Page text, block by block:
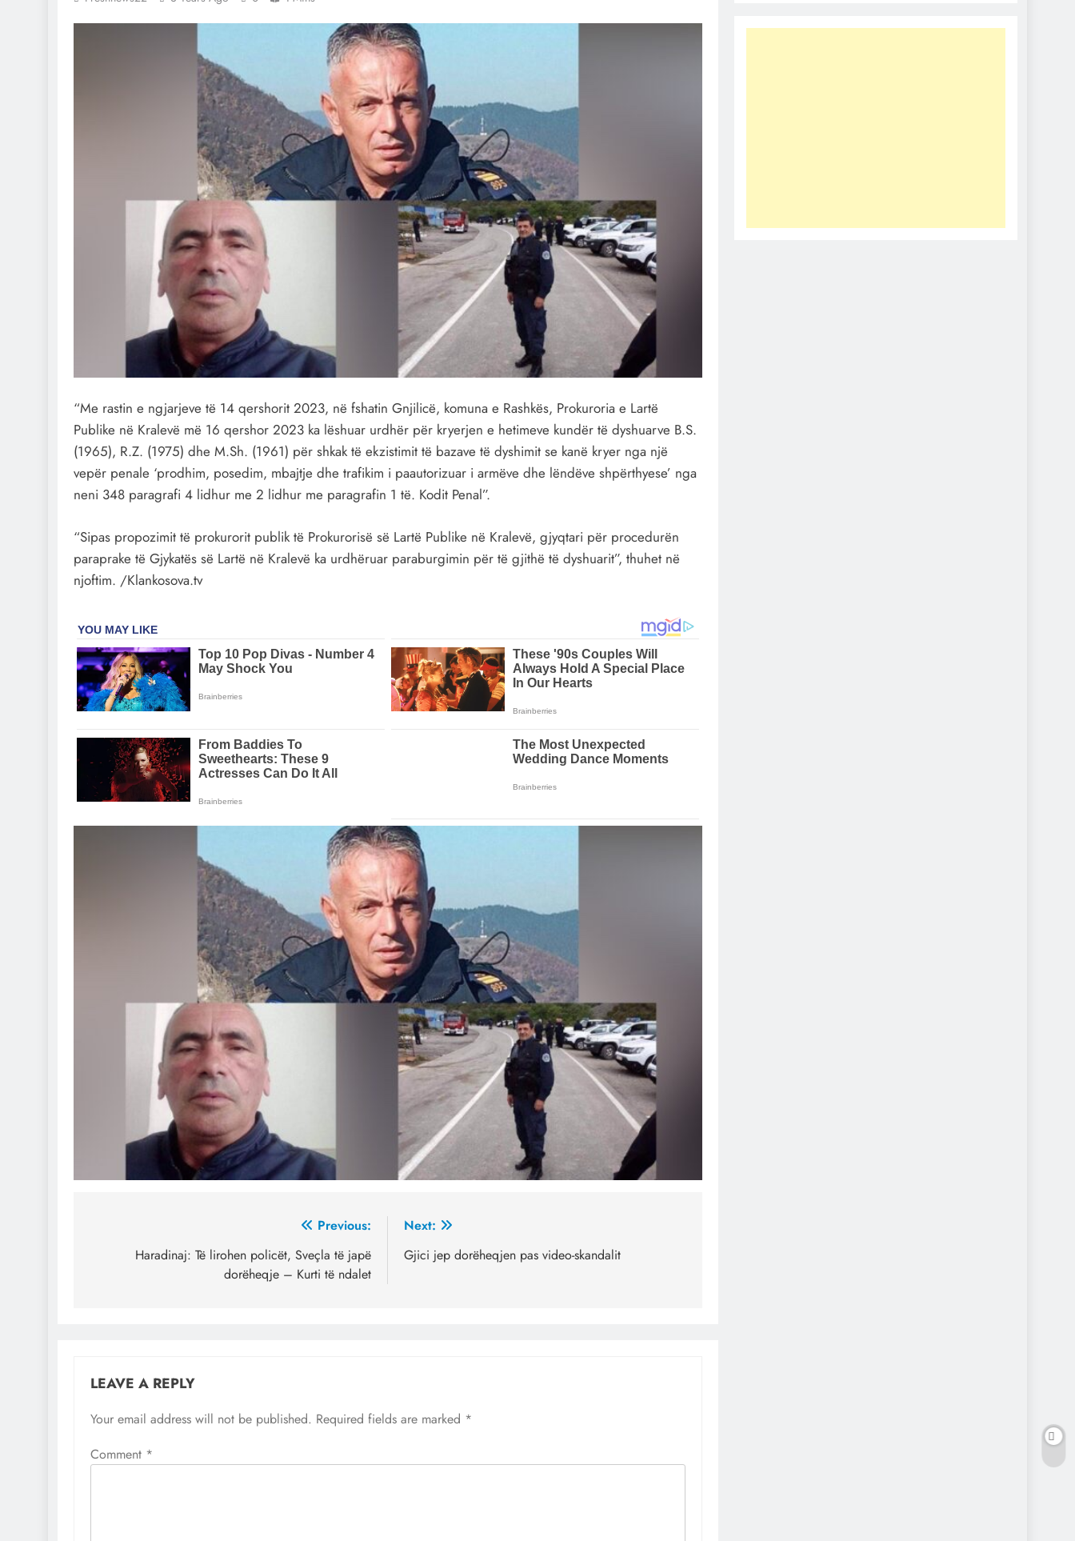
“Me rastin e ngjarjeve të 14 qershorit 2023, në fshatin Gnjilicë, komuna e Rashkës, Prokuroria e Lartë
Publike në Kralevë më 16 qershor 2023 ka lëshuar urdhër për kryerjen e hetimeve kundër të dyshuarve B.S.
(1965), R.Z. (1975) dhe M.Sh. (1961) për shkak të ekzistimit të bazave të dyshimit se kanë kryer nga një
vepër penale ‘prodhim, posedim, mbajtje dhe trafikim i paautorizuar i armëve dhe lëndëve shpërthyese’ nga
neni 348 paragrafi 4 lidhur me 2 lidhur me paragrafin 1 të. Kodit Penal”.
“Sipas propozimit të prokurorit publik të Prokurorisë së Lartë Publike në Kralevë, gjyqtari për procedurën
paraprake të Gjykatës së Lartë në Kralevë ka urdhëruar paraburgimin për të gjithë të dyshuarit”, thuhet në
njoftim. /Klankosova.tv
navigation
Previous:
Haradinaj: Të lirohen policët, Sveçla të japë
dorëheqje – Kurti të ndalet
Next:
Gjici jep dorëheqjen pas video-skandalit
LEAVE A REPLY
Your email address will not be published. Required fields are marked *
Comment *